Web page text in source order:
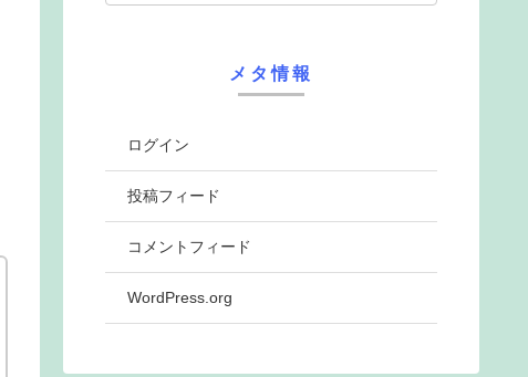
メタ情報
ログイン
投稿フィード
コメントフィード
WordPress.org